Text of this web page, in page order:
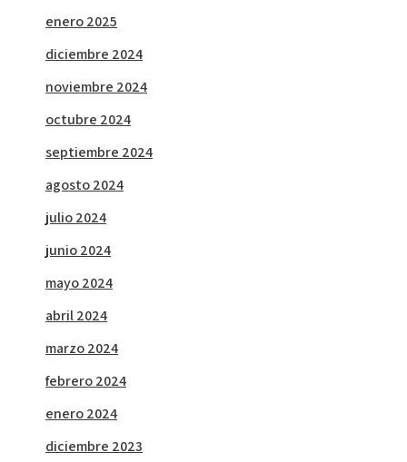
enero 2025
diciembre 2024
noviembre 2024
octubre 2024
septiembre 2024
agosto 2024
julio 2024
junio 2024
mayo 2024
abril 2024
marzo 2024
febrero 2024
enero 2024
diciembre 2023